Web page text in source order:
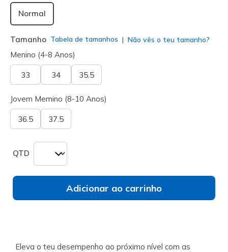
Normal
Tamanho Tabela de tamanhos Não vês o teu tamanho?
Menino (4-8 Anos)
33 34 35.5
Jovem Memino (8-10 Anos)
36.5 37.5
QTD
Adicionar ao carrinho
Eleva o teu desempenho ao próximo nível com as